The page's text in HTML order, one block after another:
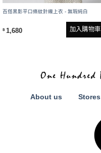
百搭黑影平口條紋針織上衣 - 無瑕純白
$ 1,680 加入購物車
About us Stores